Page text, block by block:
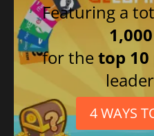
Featuring a
for thetop
4 WAYS